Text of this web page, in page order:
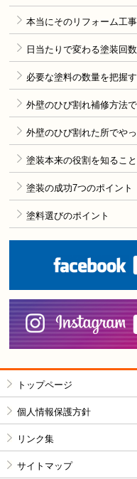
本当にそのリフォーム工
日当たりで変わる塗装回数
必要な塗料の数量を把握
外壁のひび割れ補修方法
外壁のひび割れた所でや
塗装本来の役割を知るこ
塗装の成功7つのポイント
塗料選びのポイント
トップページ
個人情報保護方針
リンク集
サイトマップ